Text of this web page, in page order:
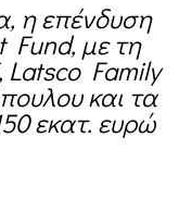
η επένδυση
Fund, με τη
Latsco Family
και τα
εκατ. ευρώ